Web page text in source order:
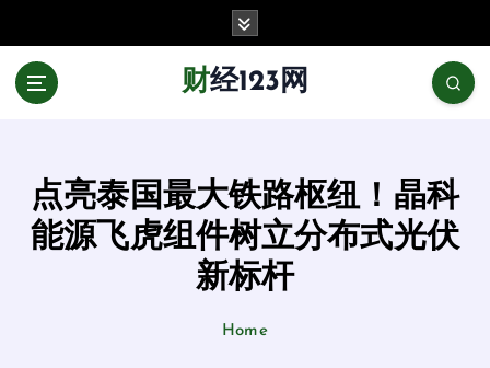
财经123网
点亮泰国最大铁路枢纽！晶科
能源飞虎组件树立分布式光伏
新标杆
Home